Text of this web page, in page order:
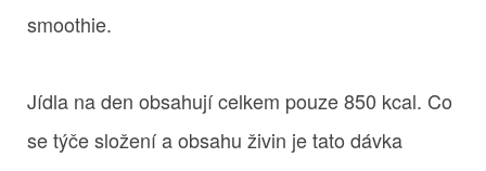
smoothie.
Jídla na den obsahují celkem pouze 850 kcal. Co
se týče složení a obsahu živin je tato dávka